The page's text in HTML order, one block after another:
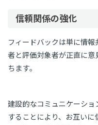
信頼関係の強化
フィードバックは単に情
者と評価対象者が正直に
ちます。
建設的なコミュニケーシ
することにより、お互いに